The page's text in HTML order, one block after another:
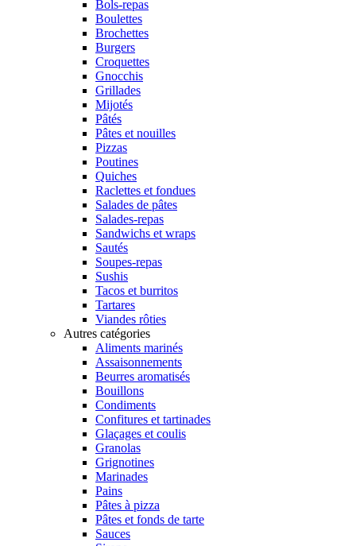
Bols-repas
Boulettes
Brochettes
Burgers
Croquettes
Gnocchis
Grillades
Mijotés
Pâtés
Pâtes et nouilles
Pizzas
Poutines
Quiches
Raclettes et fondues
Salades de pâtes
Salades-repas
Sandwichs et wraps
Sautés
Soupes-repas
Sushis
Tacos et burritos
Tartares
Viandes rôties
Autres catégories
Aliments marinés
Assaisonnements
Beurres aromatisés
Bouillons
Condiments
Confitures et tartinades
Glaçages et coulis
Granolas
Grignotines
Marinades
Pains
Pâtes à pizza
Pâtes et fonds de tarte
Sauces